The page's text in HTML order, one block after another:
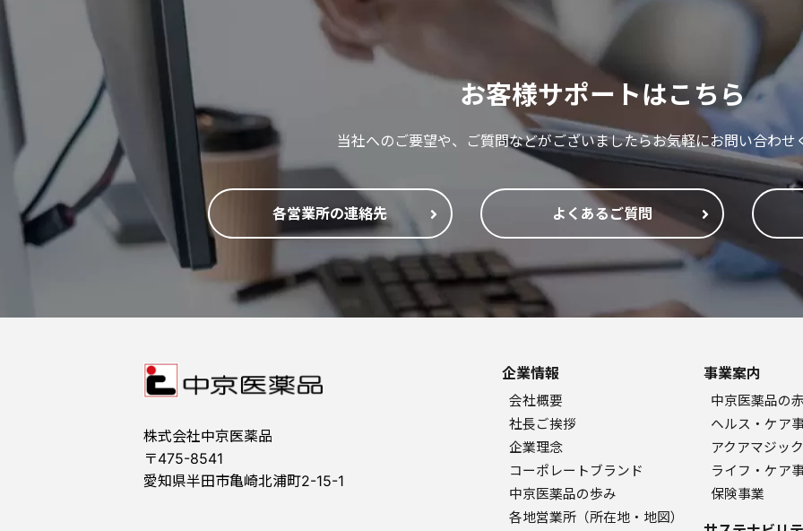
お客様サポートはこちら
当社へのご要望や、ご質問などがございましたらお気軽にお問い合わせ
各営業所の連絡先 よくあるご質問
株式会社中京医薬品
〒475-8541
愛知県半田市亀崎北浦町2-15-1
企業情報
会社概要
社長ご挨拶
企業理念
コーポレートブランド
中京医薬品の歩み
各地営業所（所在地・地図）
事業案内
中京医薬品の
ヘルス・ケア
アクアマジッ
ライフ・ケア
保険事業